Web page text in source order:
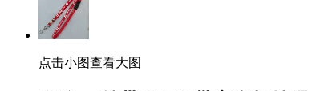
点击小图查看大图